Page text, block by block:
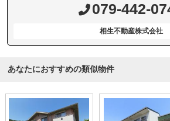
079-442-
相生不動産株式会社
あなたにおすすめの類似物件